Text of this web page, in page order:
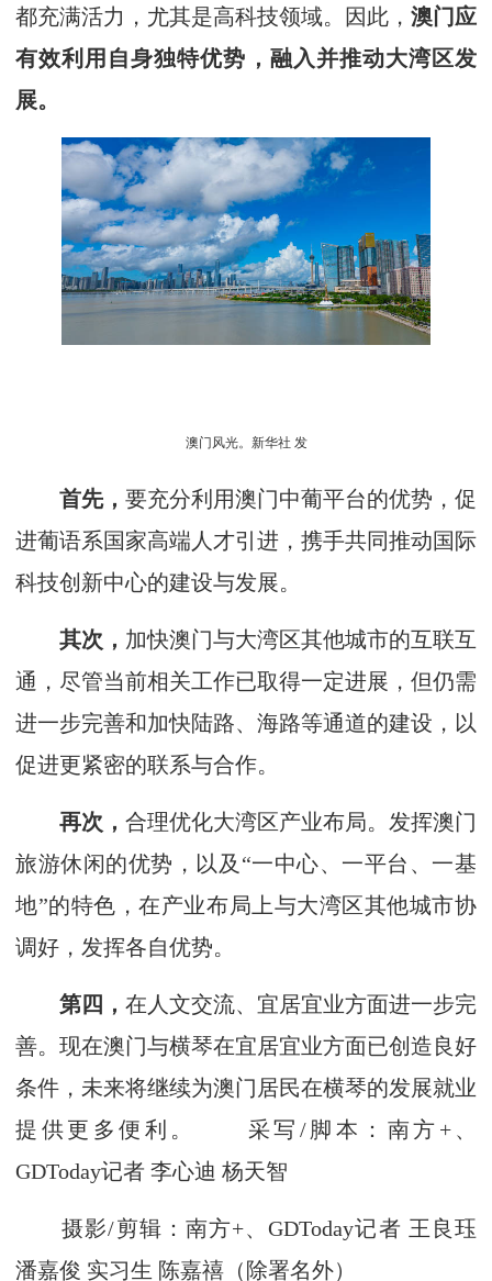
都充满活力，尤其是高科技领域。因此， 澳门应
有效利用自身独特优势，融入并推动大湾区发
展。
澳门风光。新华社 发
首先， 要充分利用澳门中葡平台的优势，促
进葡语系国家高端人才引进，携手共同推动国际
科技创新中心的建设与发展。
其次， 加快澳门与大湾区其他城市的互联互
通，尽管当前相关工作已取得一定进展，但仍需
进一步完善和加快陆路、海路等通道的建设，以
促进更紧密的联系与合作。
再次， 合理优化大湾区产业布局。发挥澳门
旅游休闲的优势，以及“一中心、一平台、一基
地”的特色，在产业布局上与大湾区其他城市协
调好，发挥各自优势。
第四， 在人文交流、宜居宜业方面进一步完
善。现在澳门与横琴在宜居宜业方面已创造良好
条件，未来将继续为澳门居民在横琴的发展就业
提供更多便利。 采写/脚本：南方+、
GDToday记者 李心迪 杨天智
摄影/剪辑：南方+、GDToday记者 王良珏
潘嘉俊 实习生 陈嘉禧（除署名外）